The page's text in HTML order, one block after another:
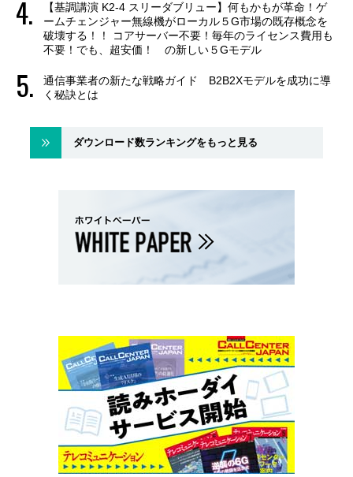
【基調講演 K2-4 スリーダブリュー】何もかもが革命！ゲ
ームチェンジャー無線機がローカル５G市場の既存概念を
破壊する！！ コアサーバー不要！毎年のライセンス費用も
不要！でも、超安価！ の新しい５Gモデル
通信事業者の新たな戦略ガイド B2B2Xモデルを成功に導
く秘訣とは
ダウンロード数ランキングをもっと見る